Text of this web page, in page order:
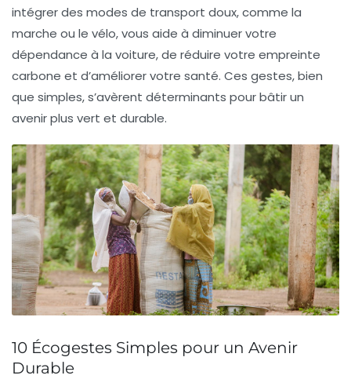
intégrer des modes de transport doux, comme la
marche ou le vélo, vous aide à diminuer votre
dépendance à la voiture, de réduire votre empreinte
carbone et d’améliorer votre santé. Ces gestes, bien
que simples, s’avèrent déterminants pour bâtir un
avenir plus vert et durable.
10 Écogestes Simples pour un Avenir
Durable